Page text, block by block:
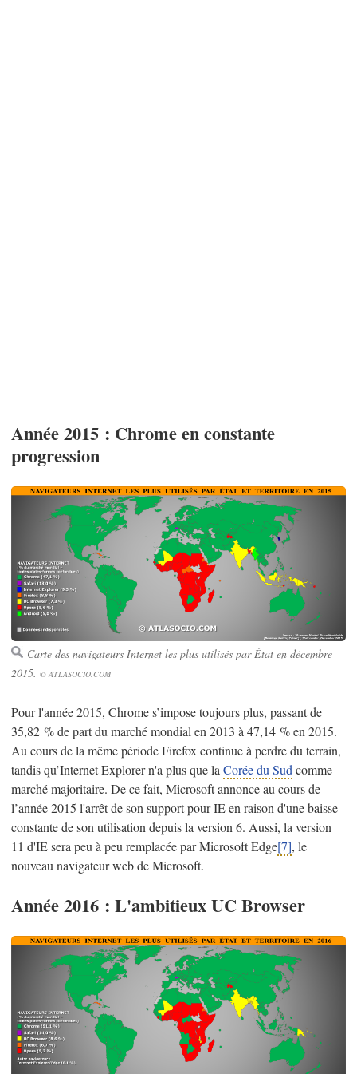
Année 2015 : Chrome en constante
progression
Carte des navigateurs Internet les plus utilisés par État en décembre
2015. © ATLASOCIO.COM
Pour l'année 2015, Chrome s’impose toujours plus, passant de
35,82 % de part du marché mondial en 2013 à 47,14 % en 2015.
Au cours de la même période Firefox continue à perdre du terrain,
tandis qu’Internet Explorer n'a plus que laCorée du Sudcomme
marché majoritaire. De ce fait, Microsoft annonce au cours de
l’année 2015 l'arrêt de son support pour IE en raison d'une baisse
constante de son utilisation depuis la version 6. Aussi, la version
11 d'IE sera peu à peu remplacée par Microsoft Edge[7], le
nouveau navigateur web de Microsoft.
Année 2016 : L'ambitieux UC Browser